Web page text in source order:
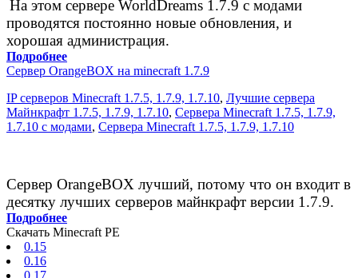
На этом сервере WorldDreams 1.7.9 с модами
проводятся постоянно новые обновления, и
хорошая администрация.
Подробнее
Сервер OrangeBOX на minecraft 1.7.9
IP серверов Minecraft 1.7.5, 1.7.9, 1.7.10, Лучшие сервера
Майнкрафт 1.7.5, 1.7.9, 1.7.10, Сервера Minecraft 1.7.5, 1.7.9,
1.7.10 с модами, Сервера Minecraft 1.7.5, 1.7.9, 1.7.10
Сервер OrangeBOX лучший, потому что он входит в
десятку лучших серверов майнкрафт версии 1.7.9.
Подробнее
Скачать Minecraft PE
0.15
0.16
0.17